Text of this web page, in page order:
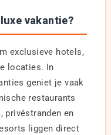
vakantie?
exclusieve hotels,
locaties. In
geniet je vaak
restaurants
privéstranden en
liggen direct